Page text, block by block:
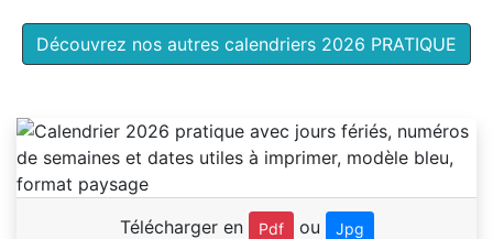
Découvrez nos autres calendriers 2026 PRATIQUE
Télécharger en Pdf ou Jpg